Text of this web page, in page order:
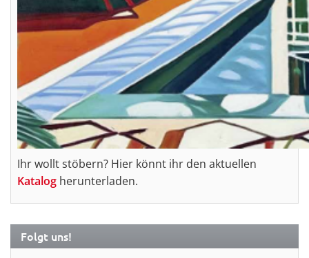
Ihr wollt stöbern? Hier könnt ihr den aktuellen
Katalog herunterladen.
Folgt uns!